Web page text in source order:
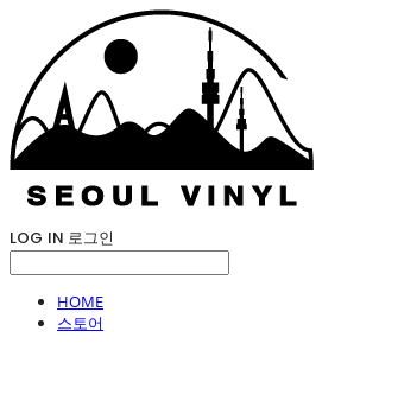
LOG IN 로그인
HOME
스토어